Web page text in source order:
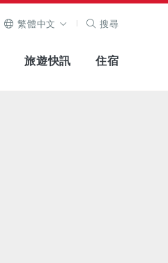
繁體中文 搜尋
旅遊快訊 住宿